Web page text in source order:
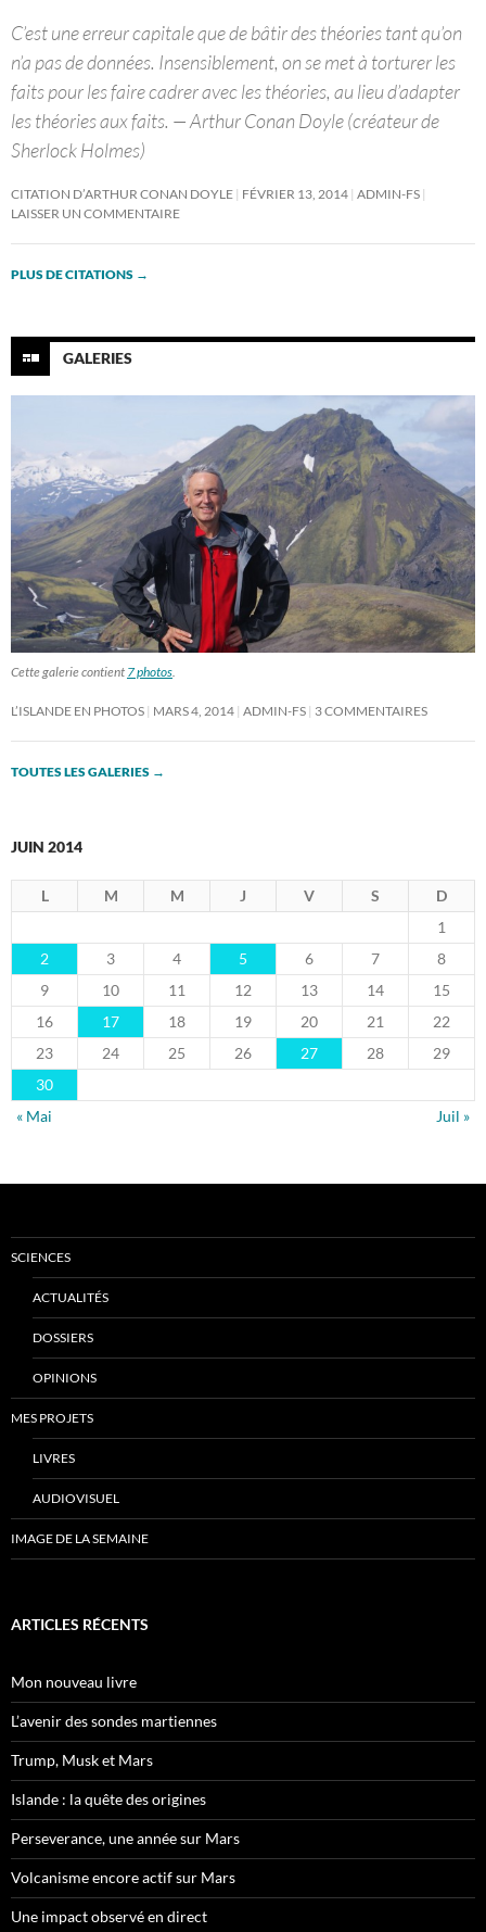
C’est une erreur capitale que de bâtir des théories tant qu’on
n’a pas de données. Insensiblement, on se met à torturer les
faits pour les faire cadrer avec les théories, au lieu d’adapter
les théories aux faits. — Arthur Conan Doyle (créateur de
Sherlock Holmes)
CITATION D’ARTHUR CONAN DOYLE FÉVRIER 13, 2014 ADMIN-FS
LAISSER UN COMMENTAIRE
PLUS DE CITATIONS →
GALERIES
Cette galerie contient 7 photos
L’ISLANDE EN PHOTOS MARS 4, 2014 ADMIN-FS 3 COMMENTAIRES
TOUTES LES GALERIES →
JUIN 2014
L M M J V S
D
1
2
3 4 5 6 7
8
9
10 11 12 13 14
15
16
17 18 19 20 21
22
23
24 25 26 27 28
29
30
« Mai
Juil »
SCIENCES
ACTUALITÉS
DOSSIERS
OPINIONS
MES PROJETS
LIVRES
AUDIOVISUEL
IMAGE DE LA SEMAINE
ARTICLES RÉCENTS
Mon nouveau livre
L’avenir des sondes martiennes
Trump, Musk et Mars
Islande : la quête des origines
Perseverance, une année sur Mars
Volcanisme encore actif sur Mars
Une impact observé en direct